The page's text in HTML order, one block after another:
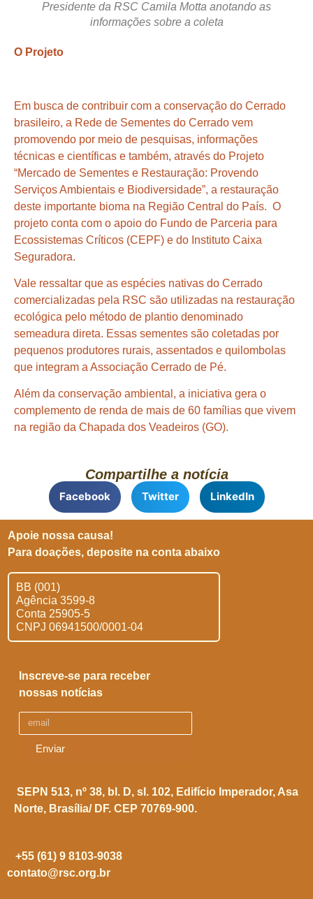
Presidente da RSC Camila Motta anotando as
informações sobre a coleta
O Projeto
Em busca de contribuir com a conservação do Cerrado
brasileiro, a Rede de Sementes do Cerrado vem
promovendo por meio de pesquisas, informações
técnicas e científicas e também, através do Projeto
“Mercado de Sementes e Restauração: Provendo
Serviços Ambientais e Biodiversidade”, a restauração
deste importante bioma na Região Central do País. O
projeto conta com o apoio do Fundo de Parceria para
Ecossistemas Críticos (CEPF) e do Instituto Caixa
Seguradora.
Vale ressaltar que as espécies nativas do Cerrado
comercializadas pela RSC são utilizadas na restauração
ecológica pelo método de plantio denominado
semeadura direta. Essas sementes são coletadas por
pequenos produtores rurais, assentados e quilombolas
que integram a Associação Cerrado de Pé.
Além da conservação ambiental, a iniciativa gera o
complemento de renda de mais de 60 famílias que vivem
na região da Chapada dos Veadeiros (GO).
Compartilhe a notícia
Facebook Twitter LinkedIn
Apoie nossa causa!
Para doações, deposite na conta abaixo
BB (001)
Agência 3599-8
Conta 25905-5
CNPJ 06941500/0001-04
Enviar
Inscreve-se para receber
nossas notícias
SEPN 513, nº 38, bl. D, sl. 102, Edifício Imperador, Asa
Norte, Brasília/ DF. CEP 70769-900.
+55 (61) 9 8103-9038
contato@rsc.org.br